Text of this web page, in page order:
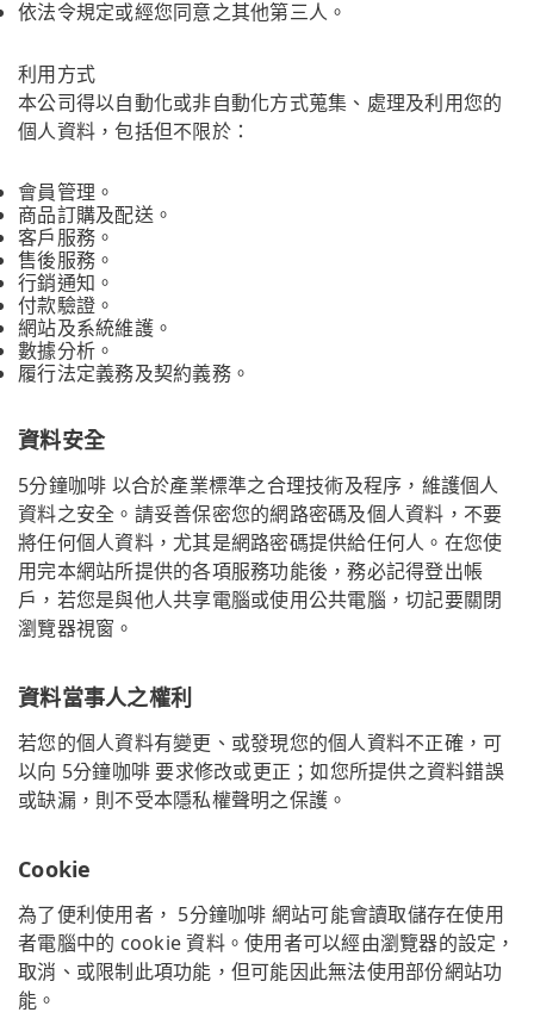
依法令規定或經您同意之其他第三人。
利用方式
本公司得以自動化或非自動化方式蒐集、處理及利用您的
個人資料，包括但不限於：
會員管理。
商品訂購及配送。
客戶服務。
售後服務。
行銷通知。
付款驗證。
網站及系統維護。
數據分析。
履行法定義務及契約義務。
資料安全
5分鐘咖啡 以合於產業標準之合理技術及程序，維護個人
資料之安全。請妥善保密您的網路密碼及個人資料，不要
將任何個人資料，尤其是網路密碼提供給任何人。在您使
用完本網站所提供的各項服務功能後，務必記得登出帳
戶，若您是與他人共享電腦或使用公共電腦，切記要關閉
瀏覽器視窗。
資料當事人之權利
若您的個人資料有變更、或發現您的個人資料不正確，可
以向 5分鐘咖啡 要求修改或更正；如您所提供之資料錯誤
或缺漏，則不受本隱私權聲明之保護。
Cookie
為了便利使用者， 5分鐘咖啡 網站可能會讀取儲存在使用
者電腦中的 cookie 資料。使用者可以經由瀏覽器的設定，
取消、或限制此項功能，但可能因此無法使用部份網站功
能。